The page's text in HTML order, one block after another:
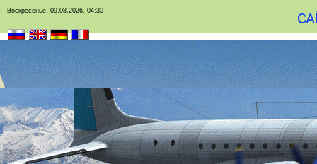
Воскресенье, 09.08.2026, 04:30